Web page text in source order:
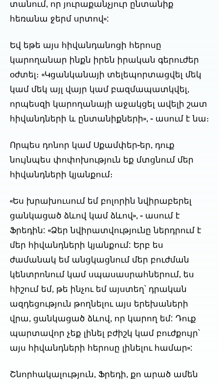
տանում, որ յուրաքանչյուր ընտանիք
հեռանա ջերմ սրտով»:
Եվ եթե այս հիվանդանոցի հերոսը
կարողանար ինքն իրեն իրական գերուժեր
օժտել։ «Կցանկանայի տելեպորտացվել մեկ
կամ մեկ այլ վայր կամ բազմապատկվել,
որպեսզի կարողանայի աջակցել ավելի շատ
հիվանդների և ընտանիքների», - ասում է նա։
Որպես դոնոր կամ Սքամփեր-եր, դուք
նույնպես փոփոխություն եք մտցնում մեր
հիվանդների կյանքում։
«Ես խրախուսում եմ բոլորին նվիրաբերել
ցանկացած ձևով կամ ձևով», - ասում է
Ֆրեդին: «Ձեր նվիրատվությունը ներդրում է
մեր հիվանդների կյանքում: Երբ ես
ժամանակ եմ անցկացնում մեր բուժման
կենտրոնում կամ սպասասրահներում, ես
հիշում եմ, թե ինչու եմ այստեղ՝ դրական
ազդեցություն թողնելու այս երեխաների
վրա, ցանկացած ձևով, որ կարող եմ: Դուք
պարտավոր չեք լինել բժիշկ կամ բուժքույր՝
այս հիվանդների հերոսը լինելու համար»:
Շնորհակալություն, Ֆրեդի, քո արած ամեն